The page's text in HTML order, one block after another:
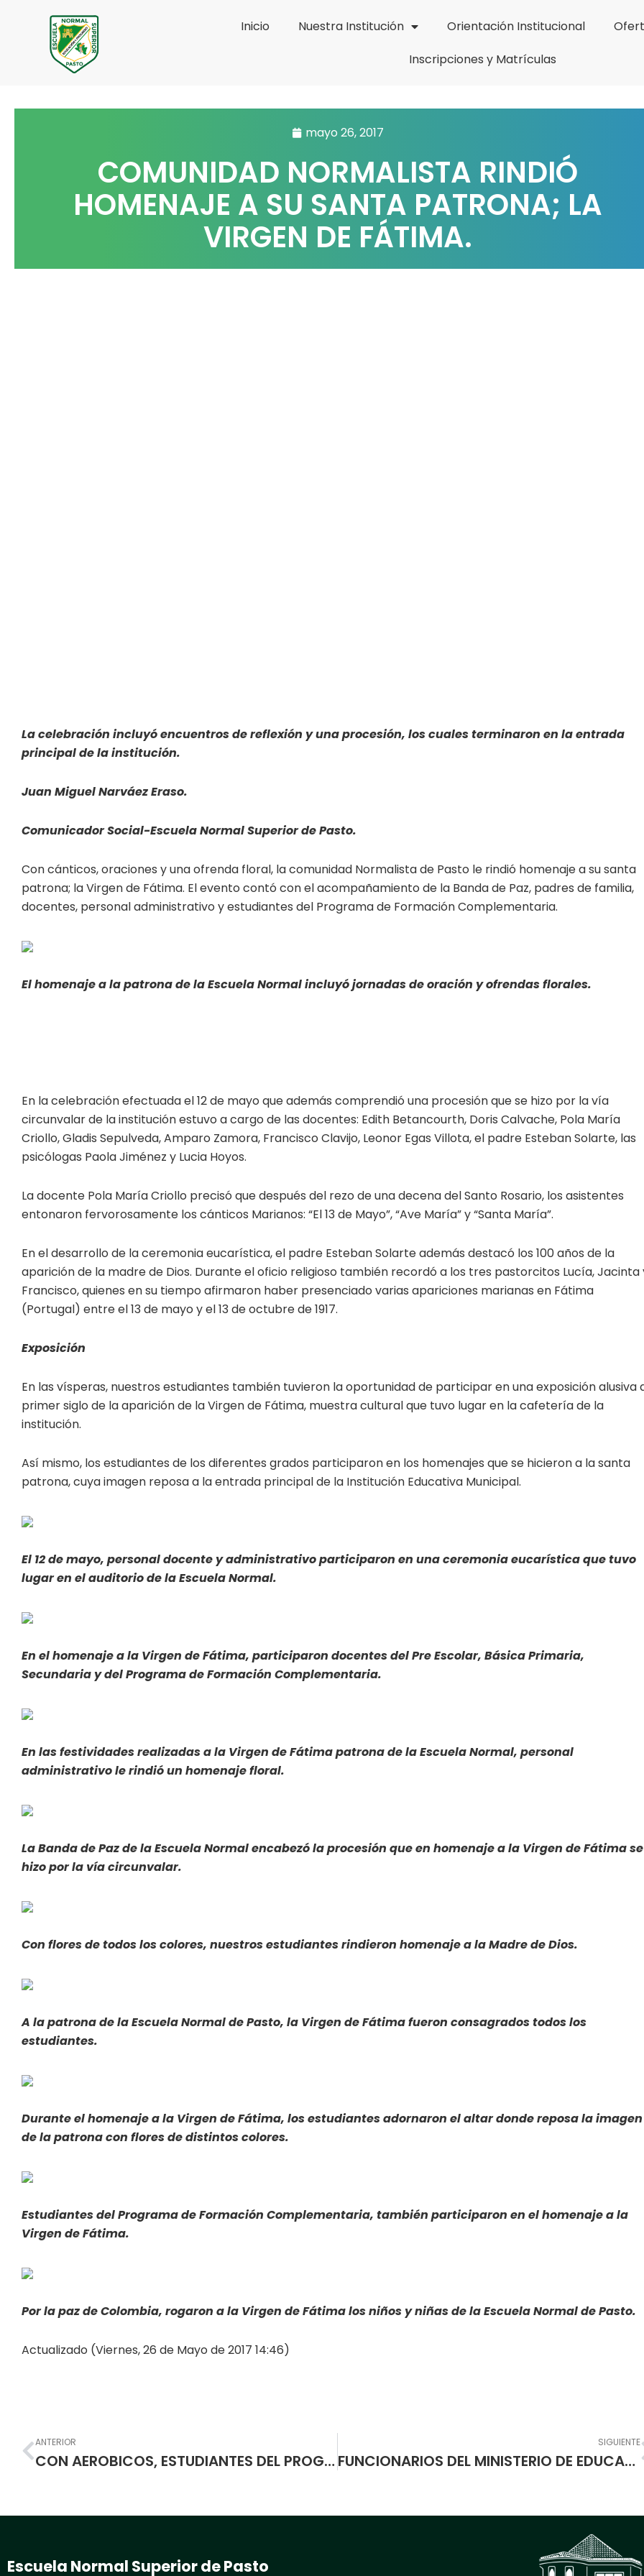
contenido
Inicio Nuestra Institución Orientación Institucional
Inscripciones y Matrículas
mayo 26, 2017
COMUNIDAD NORMALISTA RINDIÓ
HOMENAJE A SU SANTA PATRONA; LA
VIRGEN DE FÁTIMA.
La celebración incluyó encuentros de reflexión y una procesión, los cuales terminaron en la entrada
principal de la institución.
Juan Miguel Narváez Eraso.
Comunicador Social-Escuela Normal Superior de Pasto.
Con cánticos, oraciones y una ofrenda floral, la comunidad Normalista de Pasto le rindió homenaje a su santa
patrona; la Virgen de Fátima. El evento contó con el acompañamiento de la Banda de Paz, padres de familia,
docentes, personal administrativo y estudiantes del Programa de Formación Complementaria.
El homenaje a la patrona de la Escuela Normal incluyó jornadas de oración y ofrendas florales.
En la celebración efectuada el 12 de mayo que además comprendió una procesión que se hizo por la vía
circunvalar de la institución estuvo a cargo de las docentes: Edith Betancourth, Doris Calvache, Pola María
Criollo, Gladis Sepulveda, Amparo Zamora, Francisco Clavijo, Leonor Egas Villota, el padre Esteban Solarte, las
psicólogas Paola Jiménez y Lucia Hoyos.
La docente Pola María Criollo precisó que después del rezo de una decena del Santo Rosario, los asistentes
entonaron fervorosamente los cánticos Marianos: “El 13 de Mayo”, “Ave María” y “Santa María”.
En el desarrollo de la ceremonia eucarística, el padre Esteban Solarte además destacó los 100 años de la
aparición de la madre de Dios. Durante el oficio religioso también recordó a los tres pastorcitos Lucía, Jacinta
Francisco, quienes en su tiempo afirmaron haber presenciado varias apariciones marianas en Fátima
(Portugal) entre el 13 de mayo y el 13 de octubre de 1917.
Exposición
En las vísperas, nuestros estudiantes también tuvieron la oportunidad de participar en una exposición alusiva
primer siglo de la aparición de la Virgen de Fátima, muestra cultural que tuvo lugar en la cafetería de la
institución.
Así mismo, los estudiantes de los diferentes grados participaron en los homenajes que se hicieron a la santa
patrona, cuya imagen reposa a la entrada principal de la Institución Educativa Municipal.
El 12 de mayo, personal docente y administrativo participaron en una ceremonia eucarística que tuvo
lugar en el auditorio de la Escuela Normal.
En el homenaje a la Virgen de Fátima, participaron docentes del Pre Escolar, Básica Primaria,
Secundaria y del Programa de Formación Complementaria.
En las festividades realizadas a la Virgen de Fátima patrona de la Escuela Normal, personal
administrativo le rindió un homenaje floral.
La Banda de Paz de la Escuela Normal encabezó la procesión que en homenaje a la Virgen de Fátima se
hizo por la vía circunvalar.
Con flores de todos los colores, nuestros estudiantes rindieron homenaje a la Madre de Dios.
A la patrona de la Escuela Normal de Pasto, la Virgen de Fátima fueron consagrados todos los
estudiantes.
Durante el homenaje a la Virgen de Fátima, los estudiantes adornaron el altar donde reposa la imagen
de la patrona con flores de distintos colores.
Estudiantes del Programa de Formación Complementaria, también participaron en el homenaje a la
Virgen de Fátima.
Por la paz de Colombia, rogaron a la Virgen de Fátima los niños y niñas de la Escuela Normal de Pasto.
Actualizado (Viernes, 26 de Mayo de 2017 14:46)
Prev
ANTERIOR
CON AEROBICOS, ESTUDIANTES DEL PROGRAMA DE FORMACIÓN COMPLEMENTARIA DE LA ESCUELA NORMAL PONEN EN PRACTICA EL “SEMINARIO DE EXPRESIÓN RÍTMICA”.
SIGUIENTE
FUNCIONARIOS DEL MINISTERIO DE EDUCACION NACIONAL DESTACAN A PLATAFORMA EDUCATIVA PASTO.EDU.CO COMO INICIATIVA EJEMPLO PARA COLOMBIA.
Escuela Normal Superior de Pasto